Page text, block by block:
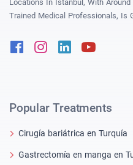
Locations In Istanbul, With Around
Trained Medical Professionals, Is
FacebookInstagram
Linkedin
Popular Treatments
Cirugía bariátrica en Turquía
Gastrectomía en manga en